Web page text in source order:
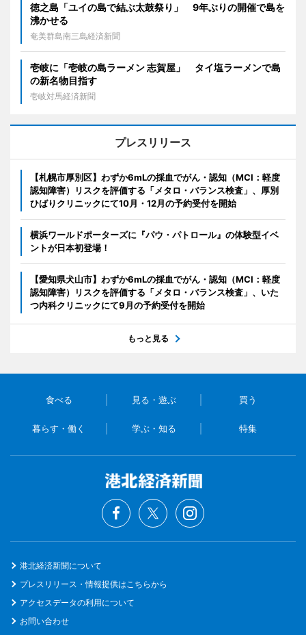
徳之島「ユイの島で結ぶ太鼓祭り」 9年ぶりの開催で島を
沸かせる
奄美群島南三島経済新聞
壱岐に「壱岐の島ラーメン 志賀屋」 タイ塩ラーメンで島
の新名物目指す
壱岐対馬経済新聞
プレスリリース
【札幌市厚別区】わずか6mLの採血でがん・認知（MCI：軽度
認知障害）リスクを評価する「メタロ・バランス検査」、厚別
ひばりクリニックにて10月・12月の予約受付を開始
横浜ワールドポーターズに『パウ・パトロール』の体験型イベ
ントが日本初登場！
【愛知県犬山市】わずか6mLの採血でがん・認知（MCI：軽度
認知障害）リスクを評価する「メタロ・バランス検査」、いた
つ内科クリニックにて9月の予約受付を開始
もっと見る
食べる 見る・遊ぶ 買う
暮らす・働く 学ぶ・知る 特集
港北経済新聞について
プレスリリース・情報提供はこちらから
アクセスデータの利用について
お問い合わせ